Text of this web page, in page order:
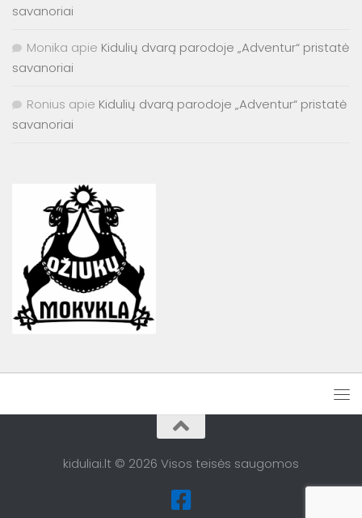
savanoriai
Monika apie Kidulių dvarą parodoje „Adventur“ pristatė
savanoriai
Ronius apie Kidulių dvarą parodoje „Adventur“ pristatė
savanoriai
kiduliai.lt © 2026 Visos teisės saugomos